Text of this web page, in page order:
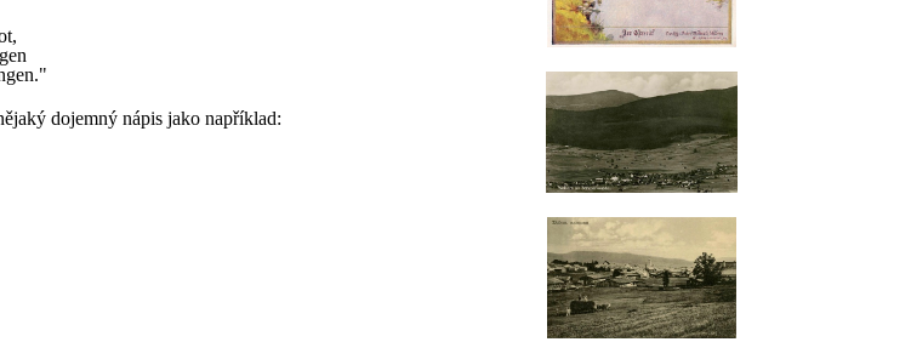
dojemný nápis jako například: